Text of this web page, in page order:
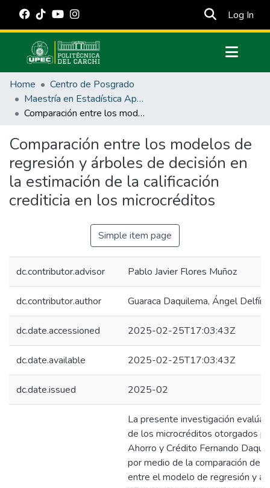
Log In
Communities & Collections
All of DSpace
Statistics
Estadísticas Externas
Manuales
Home
Centro de Posgrado
Maestría en Estadística Aplicada
Comparación entre los modelos de regresión y árboles de decisión en la estimación de la calificación crediticia en los microcréditos
Comparación entre los modelos de
regresión y árboles de decisión en
la estimación de la calificación
crediticia en los microcréditos
Simple item page
dc.contributor.advisor Pablo Javier Flores Muñoz
dc.contributor.author Guaraca Daquilema, Ángel Delfín
dc.date.accessioned 2025-02-25T17:03:43Z
dc.date.available 2025-02-25T17:03:43Z
dc.date.issued 2025-02
La presente investigación evalúa
de los microcréditos otorgados
Ahorro y Crédito Fernando
por medio de la comparación de
entre el modelo de regresión y